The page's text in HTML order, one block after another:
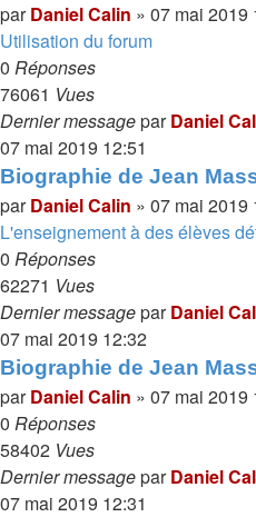
parDaniel Calin » 07 mai 2019
Utilisation du forum
0 Réponses
76061 Vues
Dernier messageparDaniel
07 mai 2019 12:51
Biographie de Jean
parDaniel Calin » 07 mai 2019
L'enseignement à des élèves
0 Réponses
62271 Vues
Dernier messageparDaniel
07 mai 2019 12:32
Biographie de Jean
parDaniel Calin » 07 mai 2019
0 Réponses
58402 Vues
Dernier messageparDaniel
07 mai 2019 12:31